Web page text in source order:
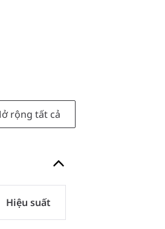
rộng tất cả
Hiệu suất